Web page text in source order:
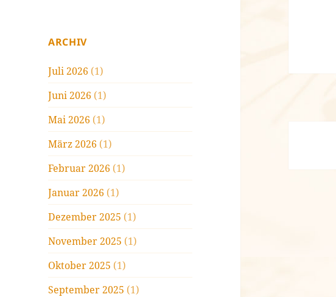
ARCHIV
Juli 2026 (1)
Juni 2026 (1)
Mai 2026 (1)
März 2026 (1)
Februar 2026 (1)
Januar 2026 (1)
Dezember 2025 (1)
November 2025 (1)
Oktober 2025 (1)
September 2025 (1)